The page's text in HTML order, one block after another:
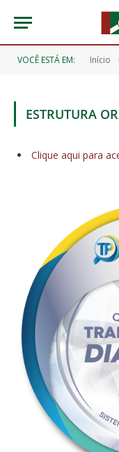
VOCÊ ESTÁ EM: Início
ESTRUTURA
Clique aqui para